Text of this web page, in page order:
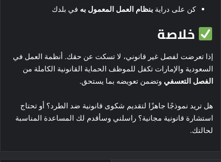
كن على دراية بنظام العمل المعمول به في بلدك
خلاصة
إذا تعرضت لفصل غير قانوني، لا تسكت عن حقك. أنظمة العمل في
السعودية والإمارات تكفل للموظف الحماية القانونية الكاملة من
الفصل التعسفي وتضمن تعويضه بما يستحق.
هل تريد نموذجًا جاهزًا لتقديم شكوى قانونية ضد الطرد؟ أو تحتاج
استشارة قانونية مجانية؟ راسلني وسأقدم لك المساعدة المناسبة
لحالتك.